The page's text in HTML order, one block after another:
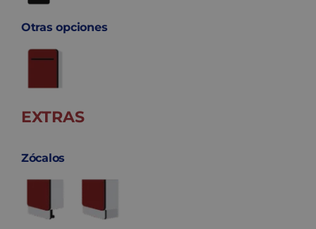
Otras opciones
EXTRAS
Zócalos